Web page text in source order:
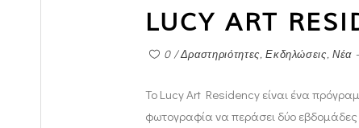
LUCY ART
0 Δραστηριότητες ,Εκδηλώσεις ,Νέα
Το Lucy Art Residency είναι ένα
φωτογραφία να περάσει δύο εβδομάδες